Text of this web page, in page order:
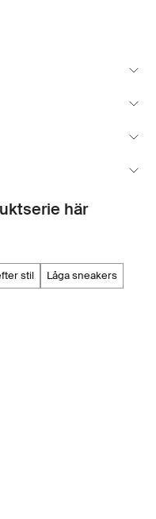
här
stil låga sneakers